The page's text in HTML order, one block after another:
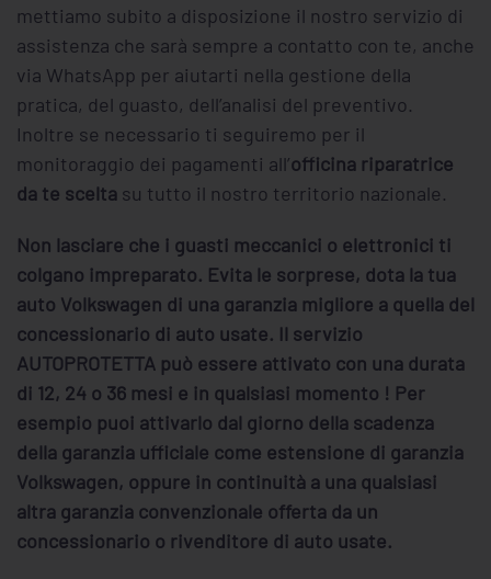
mettiamo subito a disposizione il nostro servizio di
assistenza che sarà sempre a contatto con te, anche
via WhatsApp per aiutarti nella gestione della
pratica, del guasto, dell’analisi del preventivo.
Inoltre se necessario ti seguiremo per il
monitoraggio dei pagamenti all’officina riparatrice
da te scelta su tutto il nostro territorio nazionale.
Non lasciare che i guasti meccanici o elettronici ti
colgano impreparato. Evita le sorprese, dota la tua
auto Volkswagen di una garanzia migliore a quella del
concessionario di auto usate. Il servizio
AUTOPROTETTA può essere attivato con una durata
di 12, 24 o 36 mesi e in qualsiasi momento ! Per
esempio puoi attivarlo dal giorno della scadenza
della garanzia ufficiale come estensione di garanzia
Volkswagen, oppure in continuità a una qualsiasi
altra garanzia convenzionale offerta da un
concessionario o rivenditore di auto usate.